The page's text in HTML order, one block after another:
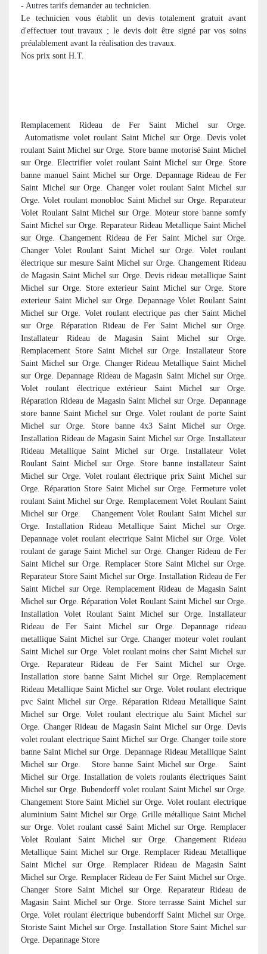
- Autres tarifs demander au technicien.
Le technicien vous établit un devis totalement gratuit avant
d'effectuer tout travaux ; le devis doit être signé par vos soins
préalablement avant la réalisation des travaux.
Nos prix sont H.T.
Remplacement Rideau de Fer Saint Michel sur Orge.
Automatisme volet roulant Saint Michel sur Orge. Devis volet
roulant Saint Michel sur Orge. Store banne motorisé Saint Michel
sur Orge. Electrifier volet roulant Saint Michel sur Orge. Store
banne manuel Saint Michel sur Orge. Depannage Rideau de Fer
Saint Michel sur Orge. Changer volet roulant Saint Michel sur
Orge. Volet roulant monobloc Saint Michel sur Orge. Reparateur
Volet Roulant Saint Michel sur Orge. Moteur store banne somfy
Saint Michel sur Orge. Reparateur Rideau Metallique Saint Michel
sur Orge. Changement Rideau de Fer Saint Michel sur Orge.
Changer Volet Roulant Saint Michel sur Orge. Volet roulant
électrique sur mesure Saint Michel sur Orge. Changement Rideau
de Magasin Saint Michel sur Orge. Devis rideau metallique Saint
Michel sur Orge. Store exterieur Saint Michel sur Orge. Store
exterieur Saint Michel sur Orge. Depannage Volet Roulant Saint
Michel sur Orge. Volet roulant electrique pas cher Saint Michel
sur Orge. Réparation Rideau de Fer Saint Michel sur Orge.
Installateur Rideau de Magasin Saint Michel sur Orge.
Remplacement Store Saint Michel sur Orge. Installateur Store
Saint Michel sur Orge. Changer Rideau Metallique Saint Michel
sur Orge. Depannage Rideau de Magasin Saint Michel sur Orge.
Volet roulant électrique extérieur Saint Michel sur Orge.
Réparation Rideau de Magasin Saint Michel sur Orge. Depannage
store banne Saint Michel sur Orge. Volet roulant de porte Saint
Michel sur Orge. Store banne 4x3 Saint Michel sur Orge.
Installation Rideau de Magasin Saint Michel sur Orge. Installateur
Rideau Metallique Saint Michel sur Orge. Installateur Volet
Roulant Saint Michel sur Orge. Store banne installateur Saint
Michel sur Orge. Volet roulant électrique prix Saint Michel sur
Orge. Réparation Store Saint Michel sur Orge. Fermeture volet
roulant Saint Michel sur Orge. Remplacement Volet Roulant Saint
Michel sur Orge. Changement Volet Roulant Saint Michel sur
Orge. Installation Rideau Metallique Saint Michel sur Orge.
Depannage volet roulant electrique Saint Michel sur Orge. Volet
roulant de garage Saint Michel sur Orge. Changer Rideau de Fer
Saint Michel sur Orge. Remplacer Store Saint Michel sur Orge.
Reparateur Store Saint Michel sur Orge. Installation Rideau de Fer
Saint Michel sur Orge. Remplacement Rideau de Magasin Saint
Michel sur Orge. Réparation Volet Roulant Saint Michel sur Orge.
Installation Volet Roulant Saint Michel sur Orge. Installateur
Rideau de Fer Saint Michel sur Orge. Depannage rideau
metallique Saint Michel sur Orge. Changer moteur volet roulant
Saint Michel sur Orge. Volet roulant moins cher Saint Michel sur
Orge. Reparateur Rideau de Fer Saint Michel sur Orge.
Installation store banne Saint Michel sur Orge. Remplacement
Rideau Metallique Saint Michel sur Orge. Volet roulant electrique
pvc Saint Michel sur Orge. Réparation Rideau Metallique Saint
Michel sur Orge. Volet roulant electrique alu Saint Michel sur
Orge. Changer Rideau de Magasin Saint Michel sur Orge. Devis
volet roulant electrique Saint Michel sur Orge. Changer toile store
banne Saint Michel sur Orge. Depannage Rideau Metallique Saint
Michel sur Orge. Store banne Saint Michel sur Orge.
Saint
Michel sur Orge. Installation de volets roulants électriques Saint
Michel sur Orge. Bubendorff volet roulant Saint Michel sur Orge.
Changement Store Saint Michel sur Orge. Volet roulant electrique
aluminium Saint Michel sur Orge. Grille métallique Saint Michel
sur Orge. Volet roulant cassé Saint Michel sur Orge. Remplacer
Volet Roulant Saint Michel sur Orge. Changement Rideau
Metallique Saint Michel sur Orge. Remplacer Rideau Metallique
Saint Michel sur Orge. Remplacer Rideau de Magasin Saint
Michel sur Orge. Remplacer Rideau de Fer Saint Michel sur Orge.
Changer Store Saint Michel sur Orge. Reparateur Rideau de
Magasin Saint Michel sur Orge. Store terrasse Saint Michel sur
Orge. Volet roulant électrique bubendorff Saint Michel sur Orge.
Storiste Saint Michel sur Orge. Installation Store Saint Michel sur
Orge. Depannage Store